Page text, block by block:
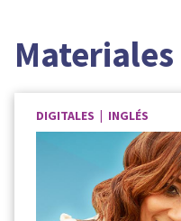
DIGITALES | INGLÉS